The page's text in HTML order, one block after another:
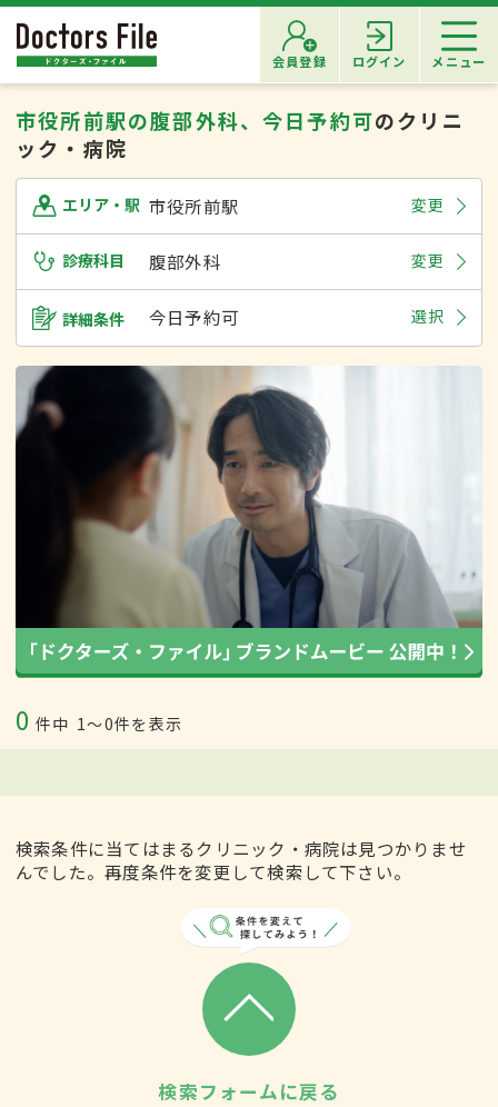
会員登録 ログイン メニュー
市役所前駅の腹部外科、今日予約可のクリニ
ック・病院
エリア・駅 市役所前駅 変更
診療科目 腹部外科 変更
詳細条件 今日予約可 選択
0 件中 1〜0件を表示
検索条件に当てはまるクリニック・病院は見つかりませ
んでした。再度条件を変更して検索して下さい。
検索フォームに戻る